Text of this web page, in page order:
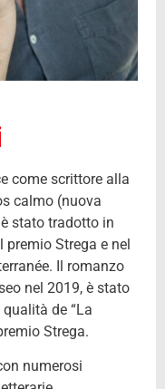
come scrittore alla
calmo (nuova
stato tradotto in
Strega e nel
Il romanzo
nel 2019, è stato
de “La
Strega.
numerosi